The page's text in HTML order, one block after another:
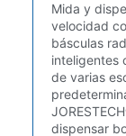
Mida y
velocidad
básculas
inteligentes
de varias
dispensar